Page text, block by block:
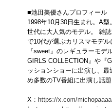
■池田美優さんプロフィール
1998年10月30日生まれ。A
世代に大人気のモデル。 雑
で10代が選ぶカリスマモデ
『sweet』のレギュラーモデ
GIRLS COLLECTION』や『
ッションショーに出演し、
め多数のTV番組に出演し話題
X： https://x.com/